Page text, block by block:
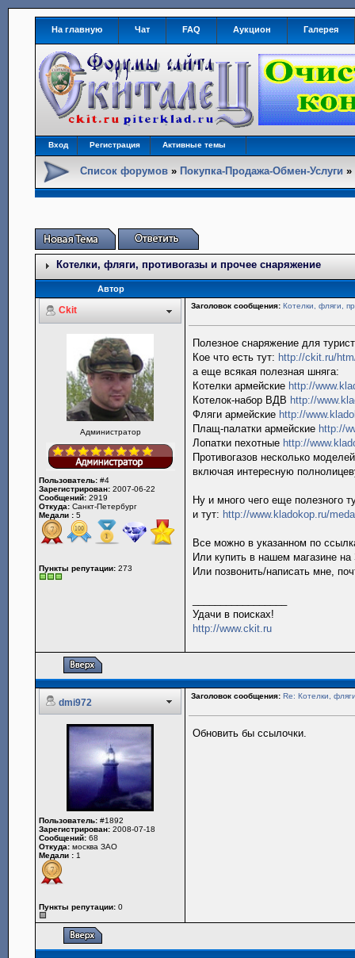
На главную Чат FAQ Аукцион Галерея
Вход Регистрация Активные темы
Список форумов » Покупка-Продажа-Обмен-Услуги »
Котелки, фляги, противогазы и прочее снаряжение
Автор
Ckit Заголовок сообщения: Котелки, фляги,
Администратор
Пользователь: #4
Зарегистрирован: 2007-06-22
Сообщений: 2919
Откуда: Санкт-Петербург
Медали : 5
Пункты репутации: 273
Полезное снаряжение для
Кое что есть тут: http://ckit.ru/
а еще всякая полезная шняга:
Котелки армейские http://
Котелок-набор ВДВ http://
Фляги армейские http://
Плащ-палатки армейские http://
Лопатки пехотные http://
Противогазов несколько
включая интересную
Ну и много чего еще полезного
и тут: http://www.kladokop.ru/
Все можно в указанном по
Или купить в нашем магазине
Или позвонить/написать мне,
Удачи в поисках!
http://www.ckit.ru
dmi972
Заголовок сообщения: Re: Котелки,
Пользователь: #1892
Зарегистрирован: 2008-07-18
Сообщений: 68
Откуда: москва ЗАО
Медали : 1
Пункты репутации: 0
Обновить бы ссылочки.